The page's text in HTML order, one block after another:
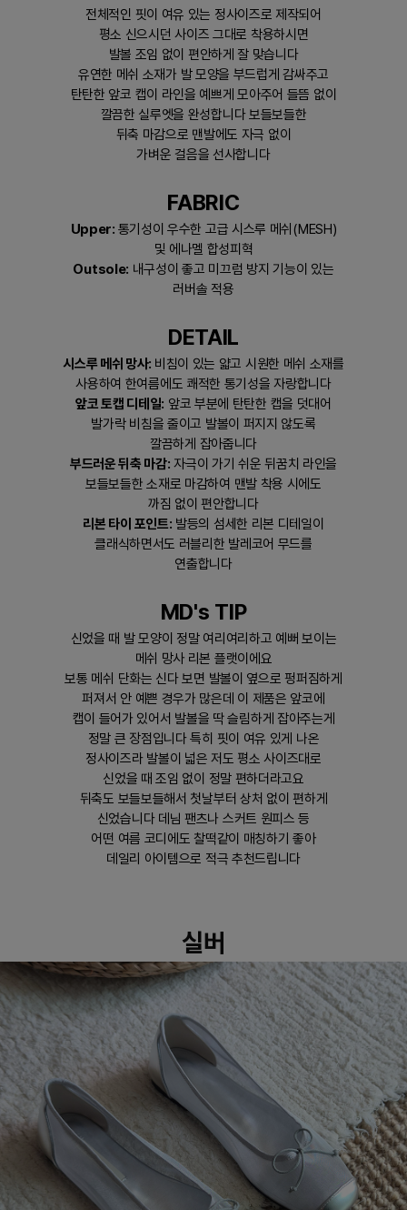
전체적인 핏이 여유 있는 정사이즈로 제작되어
평소 신으시던 사이즈 그대로 착용하시면
발볼 조임 없이 편안하게 잘 맞습니다
유연한 메쉬 소재가 발 모양을 부드럽게 감싸주고
탄탄한 앞코 캡이 라인을 예쁘게 모아주어 들뜸 없이
깔끔한 실루엣을 완성합니다 보들보들한
뒤축 마감으로 맨발에도 자극 없이
가벼운 걸음을 선사합니다
FABRIC
Upper: 통기성이 우수한 고급 시스루 메쉬(MESH)
및 에나멜 합성피혁
Outsole: 내구성이 좋고 미끄럼 방지 기능이 있는
러버솔 적용
DETAIL
시스루 메쉬 망사: 비침이 있는 얇고 시원한 메쉬 소재를
사용하여 한여름에도 쾌적한 통기성을 자랑합니다
앞코 토캡 디테일: 앞코 부분에 탄탄한 캡을 덧대어
발가락 비침을 줄이고 발볼이 퍼지지 않도록
깔끔하게 잡아줍니다
부드러운 뒤축 마감: 자극이 가기 쉬운 뒤꿈치 라인을
보들보들한 소재로 마감하여 맨발 착용 시에도
까짐 없이 편안합니다
리본 타이 포인트: 발등의 섬세한 리본 디테일이
클래식하면서도 러블리한 발레코어 무드를
연출합니다
MD's TIP
신었을 때 발 모양이 정말 여리여리하고 예뻐 보이는
메쉬 망사 리본 플랫이에요
보통 메쉬 단화는 신다 보면 발볼이 옆으로 펑퍼짐하게
퍼져서 안 예쁜 경우가 많은데 이 제품은 앞코에
캡이 들어가 있어서 발볼을 딱 슬림하게 잡아주는게
정말 큰 장점입니다 특히 핏이 여유 있게 나온
정사이즈라 발볼이 넓은 저도 평소 사이즈대로
신었을 때 조임 없이 정말 편하더라고요
뒤축도 보들보들해서 첫날부터 상처 없이 편하게
신었습니다 데님 팬츠나 스커트 원피스 등
어떤 여름 코디에도 찰떡같이 매칭하기 좋아
데일리 아이템으로 적극 추천드립니다
실버